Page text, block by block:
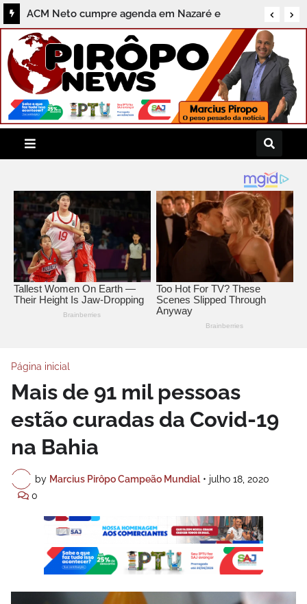
ACM Neto cumpre agenda em Nazaré e
destaca compromissos com a região do
Recôncavo durante coletiva ao Pirôpo News
Página inicial
Mais de 91 mil pessoas
estão curadas da Covid-19
na Bahia
by Marcius Pirôpo Campeão Mundial • julho 18, 2020
0